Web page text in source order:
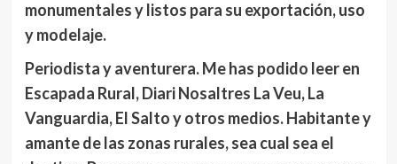
monumentales y listos para su exportación, uso
y modelaje.
Periodista y aventurera. Me has podido leer en
Escapada Rural, Diari Nosaltres La Veu, La
Vanguardia, El Salto y otros medios. Habitante y
amante de las zonas rurales, sea cual sea el